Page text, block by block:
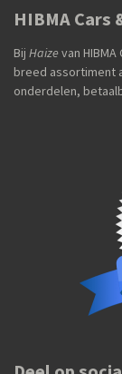
HIBMA Cars
Bij Haizevan
breed assortiment
onderdelen,